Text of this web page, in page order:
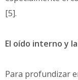
[5].
El oído interno y
Para profundizar